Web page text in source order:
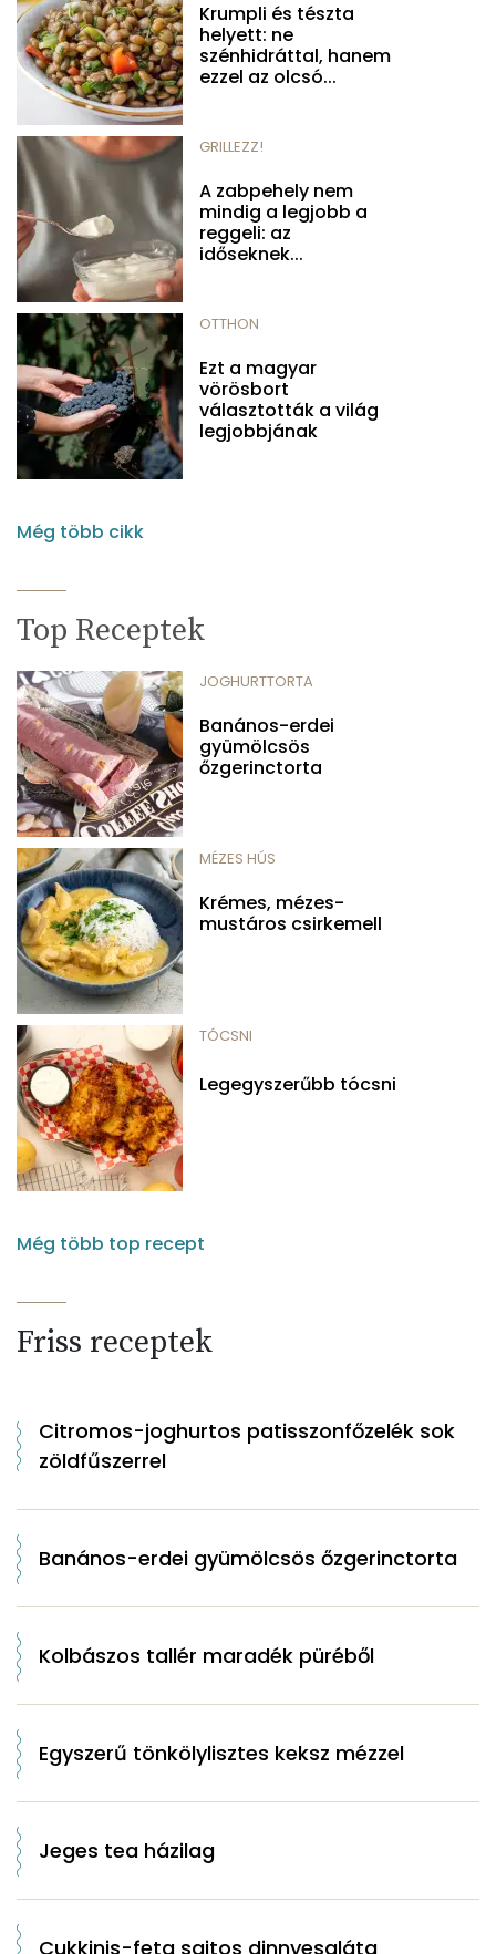
Krumpli és tészta
helyett: ne
szénhidráttal, hanem
ezzel az olcsó...
GRILLEZZ!
A zabpehely nem
mindig a legjobb a
reggeli: az
időseknek...
OTTHON
Ezt a magyar
vörösbort
választották a világ
legjobbjának
Még több cikk
Top Receptek
JOGHURTTORTA
Banános-erdei
gyümölcsös
őzgerinctorta
MÉZES HÚS
Krémes, mézes-
mustáros csirkemell
TÓCSNI
Legegyszerűbb tócsni
Még több top recept
Friss receptek
Citromos-joghurtos patisszonfőzelék sok
zöldfűszerrel
Banános-erdei gyümölcsös őzgerinctorta
Kolbászos tallér maradék püréből
Egyszerű tönkölylisztes keksz mézzel
Jeges tea házilag
Cukkinis-feta sajtos dinnyesaláta